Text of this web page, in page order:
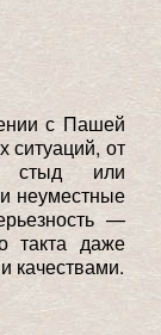
с Пашей
ситуаций, от
стыд или
неуместные
—
такта даже
качествами.